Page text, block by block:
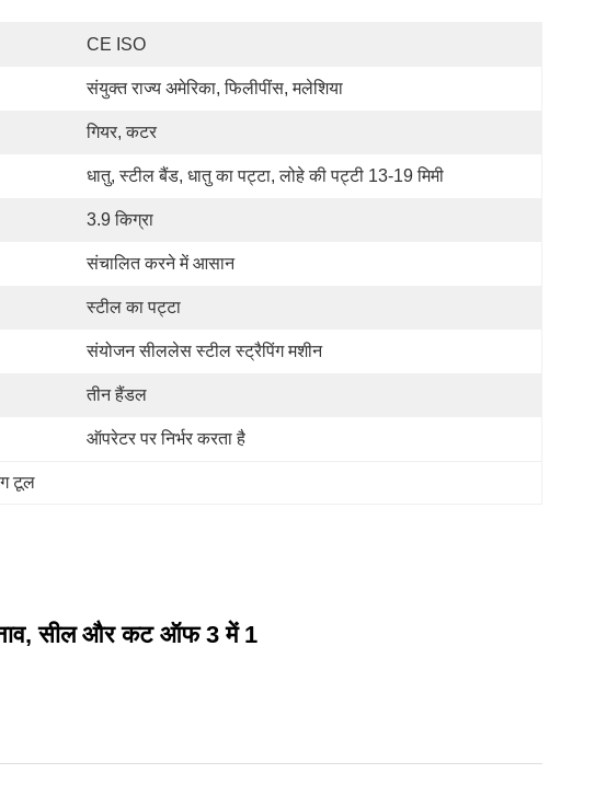
CE ISO
संयुक्त राज्य अमेरिका, फिलीपींस, मलेशिया
गियर, कटर
धातु, स्टील बैंड, धातु का पट्टा, लोहे की पट्टी 13-19 मिमी
3.9 किग्रा
संचालित करने में आसान
स्टील का पट्टा
संयोजन सीललेस स्टील स्ट्रैपिंग मशीन
तीन हैंडल
ऑपरेटर पर निर्भर करता है
टूल
सील और कट ऑफ 3 में 1